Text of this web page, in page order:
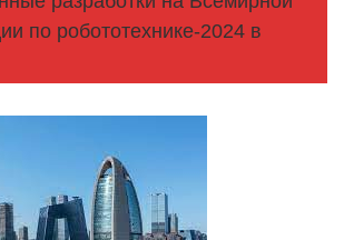
по робототехнике-2024 в